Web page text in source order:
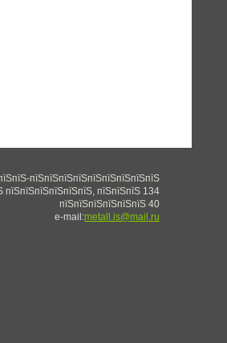
пїЅпїЅпїЅпїЅпїЅпїЅпїЅпїЅпїЅ
пїЅпїЅпїЅпїЅпїЅпїЅ, пїЅпїЅпїЅ 134
пїЅпїЅпїЅпїЅпїЅпїЅ 40
e-mail:metall.is@mail.ru